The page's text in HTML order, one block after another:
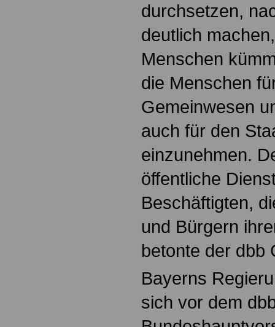
durchsetzen,
deutlich
Menschen
die Menschen
Gemeinwesen
auch für den
einzunehmen.
öffentliche
Beschäftigten,
und Bürgern
betonte der dbb
Bayerns
sich vor dem